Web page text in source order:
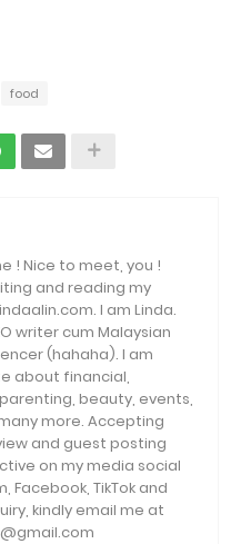
food
! Nice to meet, you !
and reading my
I am Linda.
writer cum Malaysian
(hahaha). I am
about financial,
beauty, events,
more. Accepting
and guest posting
on my media social
Facebook, TikTok and
kindly email me at